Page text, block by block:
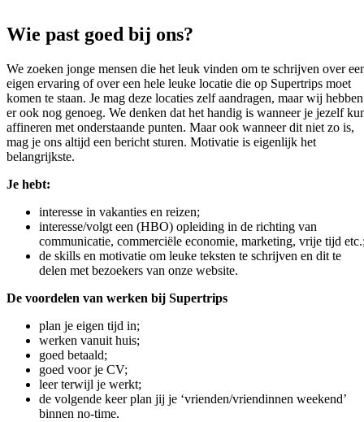
Wie past goed bij ons?
We zoeken jonge mensen die het leuk vinden om te schrijven over
eigen ervaring of over een hele leuke locatie die op Supertrips moet
komen te staan. Je mag deze locaties zelf aandragen, maar wij hebben
er ook nog genoeg. We denken dat het handig is wanneer je jezelf
affineren met onderstaande punten. Maar ook wanneer dit niet zo is,
mag je ons altijd een bericht sturen. Motivatie is eigenlijk het
belangrijkste.
Je hebt:
interesse in vakanties en reizen;
interesse/volgt een (HBO) opleiding in de richting van
communicatie, commerciële economie, marketing, vrije tijd
de skills en motivatie om leuke teksten te schrijven en dit te
delen met bezoekers van onze website.
De voordelen van werken bij Supertrips
plan je eigen tijd in;
werken vanuit huis;
goed betaald;
goed voor je CV;
leer terwijl je werkt;
de volgende keer plan jij je ‘vrienden/vriendinnen weekend’
binnen no-time.